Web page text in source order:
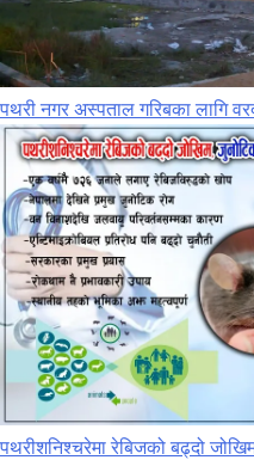
पथरी नगर अस्पताल गरिबका लागि
पथरीशनिश्‍चरेमा रेबिजको बढ्दो